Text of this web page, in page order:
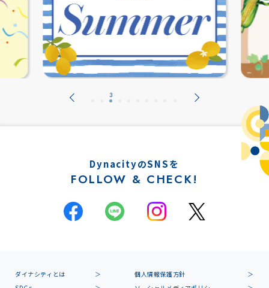
DynacityのSNSを
FOLLOW & CHECK!
ダイナシティとは
個人情報保護方針